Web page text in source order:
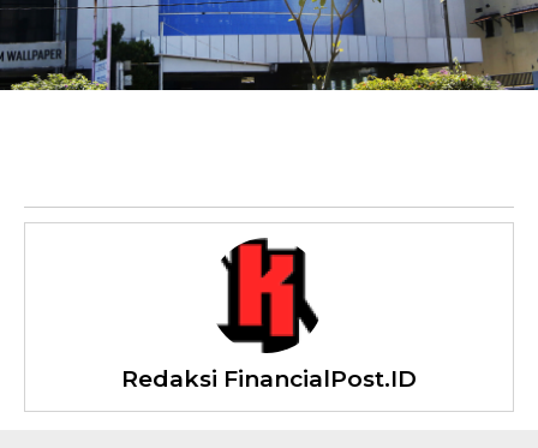
Redaksi FinancialPost.ID